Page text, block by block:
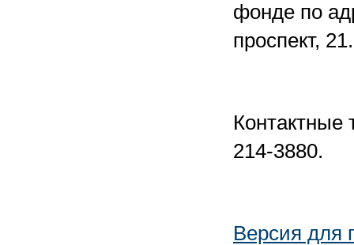
фонде по
проспект, 21.
Контактные
214-3880.
Версия для